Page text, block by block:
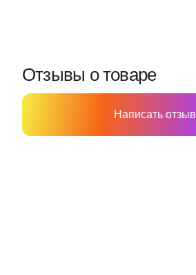
Отзывы о товаре
Написать отзыв